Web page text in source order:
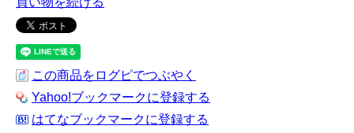
この商品をログピでつぶやく
Yahoo!ブックマークに登録する
はてなブックマークに登録する